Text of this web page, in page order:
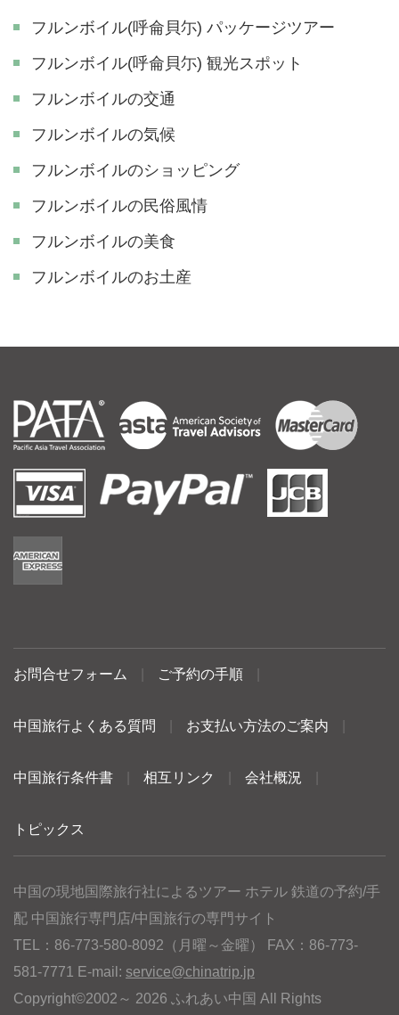
フルンボイル(呼侖貝尓) パッケージツアー
フルンボイル(呼侖貝尓) 観光スポット
フルンボイルの交通
フルンボイルの気候
フルンボイルのショッピング
フルンボイルの民俗風情
フルンボイルの美食
フルンボイルのお土産
お問合せフォーム ご予約の手順
中国旅行よくある質問 お支払い方法のご案内
中国旅行条件書 相互リンク 会社概況
トピックス
中国の現地国際旅行社によるツアー ホテル 鉄道の予約/手
配 中国旅行専門店/中国旅行の専門サイト
TEL：86-773-580-8092（月曜～金曜） FAX：86-773-
581-7771 E-mail: service@chinatrip.jp
Copyright©2002～ 2026 ふれあい中国 All Rights